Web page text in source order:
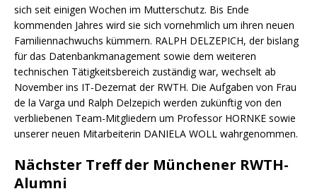
sich seit einigen Wochen im Mutterschutz. Bis Ende
kommenden Jahres wird sie sich vornehmlich um ihren neuen
Familiennachwuchs kümmern. RALPH DELZEPICH, der bislang
für das Datenbankmanagement sowie dem weiteren
technischen Tätigkeitsbereich zuständig war, wechselt ab
November ins IT-Dezernat der RWTH. Die Aufgaben von Frau
de la Varga und Ralph Delzepich werden zukünftig von den
verbliebenen Team-Mitgliedern um Professor HORNKE sowie
unserer neuen Mitarbeiterin DANIELA WOLL wahrgenommen.
Nächster Treff der Münchener RWTH-
Alumni